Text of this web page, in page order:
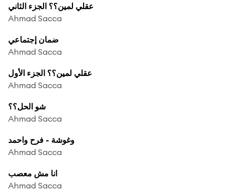
عقلي لمين؟؟ الجزء الثاني
Ahmad Sacca
ضمان إجتماعي
Ahmad Sacca
عقلي لمين؟؟ الجزء الأول
Ahmad Sacca
شو الحل؟؟
Ahmad Sacca
وغوشة - فرح واحمد
Ahmad Sacca
انا مش معصب
Ahmad Sacca